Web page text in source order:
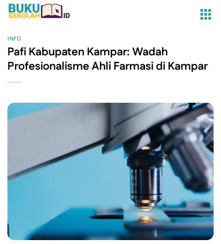
Skip
INFO
Pafi Kabupaten Kampar: Wadah
Profesionalisme Ahli Farmasi di Kampar